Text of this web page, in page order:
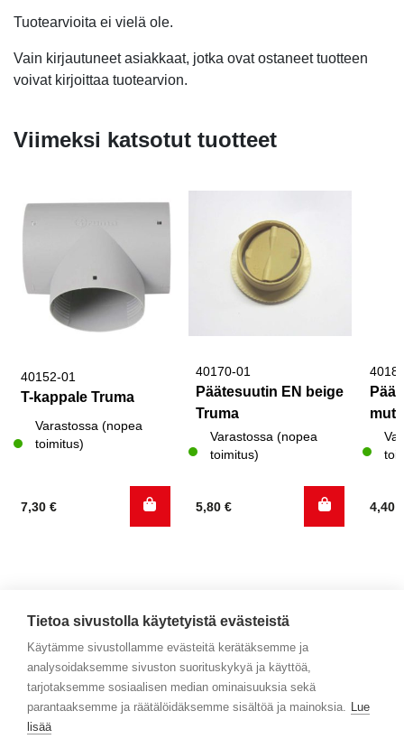
Tuotearvioita ei vielä ole.
Vain kirjautuneet asiakkaat, jotka ovat ostaneet tuotteen
voivat kirjoittaa tuotearvion.
Viimeksi katsotut tuotteet
40152-01
T-kappale Truma
Varastossa (nopea
toimitus)
7,30 €
40170-01
Päätesuutin EN beige
Truma
Varastossa (nopea
toimitus)
5,80 € 4,40
Yhteystiedot
Selaa tuotteita
Tietoa sivustolla käytetyistä evästeistä
Käytämme sivustollamme evästeitä kerätäksemme ja
analysoidaksemme sivuston suorituskykyä ja käyttöä,
tarjotaksemme sosiaalisen median ominaisuuksia sekä
parantaaksemme ja räätälöidäksemme sisältöä ja mainoksia. Lue
lisää